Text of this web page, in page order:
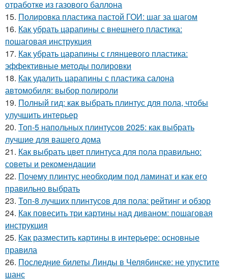
отработке из газового баллона
15. Полировка пластика пастой ГОИ: шаг за шагом
16. Как убрать царапины с внешнего пластика:
пошаговая инструкция
17. Как убрать царапины с глянцевого пластика:
эффективные методы полировки
18. Как удалить царапины с пластика салона
автомобиля: выбор полироли
19. Полный гид: как выбрать плинтус для пола, чтобы
улучшить интерьер
20. Топ-5 напольных плинтусов 2025: как выбрать
лучшие для вашего дома
21. Как выбрать цвет плинтуса для пола правильно:
советы и рекомендации
22. Почему плинтус необходим под ламинат и как его
правильно выбрать
23. Топ-8 лучших плинтусов для пола: рейтинг и обзор
24. Как повесить три картины над диваном: пошаговая
инструкция
25. Как разместить картины в интерьере: основные
правила
26. Последние билеты Линды в Челябинске: не упустите
шанс